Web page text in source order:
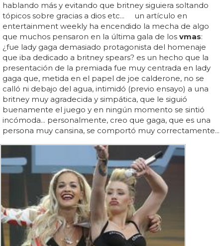
hablando más y evitando que britney siguiera soltando
tópicos sobre gracias a dios etc... un artículo en
entertainment weekly ha encendido la mecha de algo
que muchos pensaron en la última gala de los vmas:
¿fue lady gaga demasiado protagonista del homenaje
que iba dedicado a britney spears? es un hecho que la
presentación de la premiada fue muy centrada en lady
gaga que, metida en el papel de joe calderone, no se
calló ni debajo del agua, intimidó (previo ensayo) a una
britney muy agradecida y simpática, que le siguió
buenamente el juego y en ningún momento se sintió
incómoda... personalmente, creo que gaga, que es una
persona muy cansina, se comportó muy correctamente...